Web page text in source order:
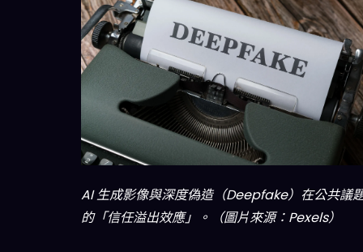
AI 生成影像與深度偽造（Deepfake）在公共議
的「信任溢出效應」。（圖片來源：Pexels）